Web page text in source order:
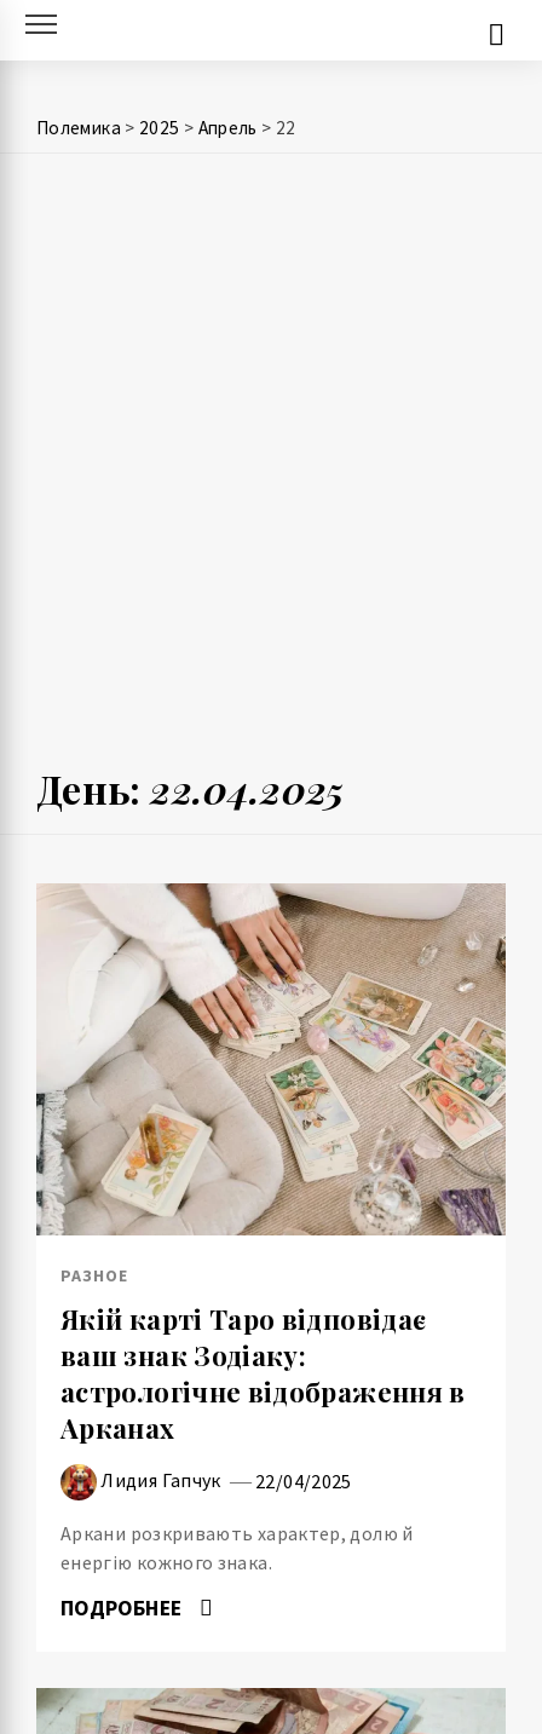
Skip
Полемика > 2025 > Апрель > 22
День:22.04.2025
РАЗНОЕ
Якій карті Таро відповідає
ваш знак Зодіаку:
астрологічне відображення в
Арканах
Лидия Гапчук 22/04/2025
Аркани розкривають характер, долю й
енергію кожного знака.
ПОДРОБНЕЕ